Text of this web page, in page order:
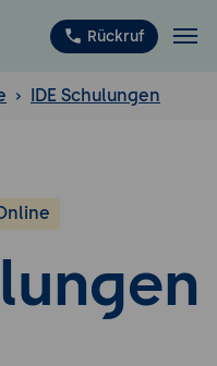
Rückruf
IDE Schulungen